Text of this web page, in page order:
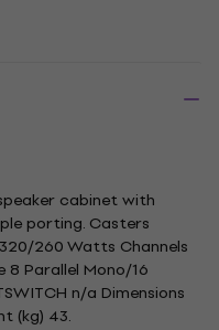
cabinet with
porting. Casters
260 Watts Channels
8 Parallel Mono/16
n/a Dimensions
(kg) 43.